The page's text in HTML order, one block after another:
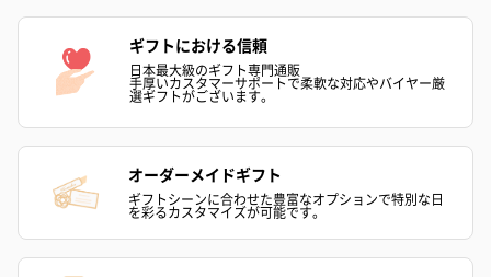
ハンドクリーム3本セッ
ト【ありがとう】
（1,100円）
シャワージェル＆ハン
ドクリーム（ピンクグ
レープフルーツ）
（2,145円）
ドクリーム（
ッシュローズ
リラックスグッズ
ギフトにおける信頼
日本最大級のギフト専門通販
手厚いカスタマーサポートで柔軟な対応やバイヤー厳
選ギフトがございます。
オーダーメイドギフト
ギフトシーンに合わせた豊富なオプションで特別な日
を彩るカスタマイズが可能です。